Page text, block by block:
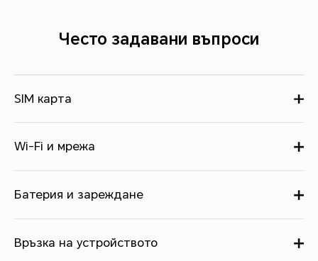
Често задавани въпроси
SIM карта
Wi-Fi и мрежа
Батерия и зареждане
Връзка на устройството